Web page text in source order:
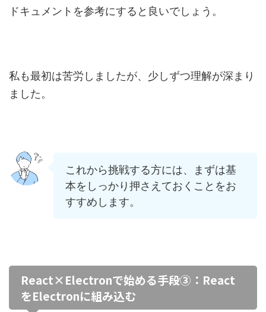
ドキュメントを参考にすると良いでしょう。
私も最初は苦労しましたが、少しずつ理解が深まり
ました。
これから挑戦する方には、まずは基
本をしっかり押さえておくことをお
すすめします。
React×Electronで始める手段③：React
をElectronに組み込む